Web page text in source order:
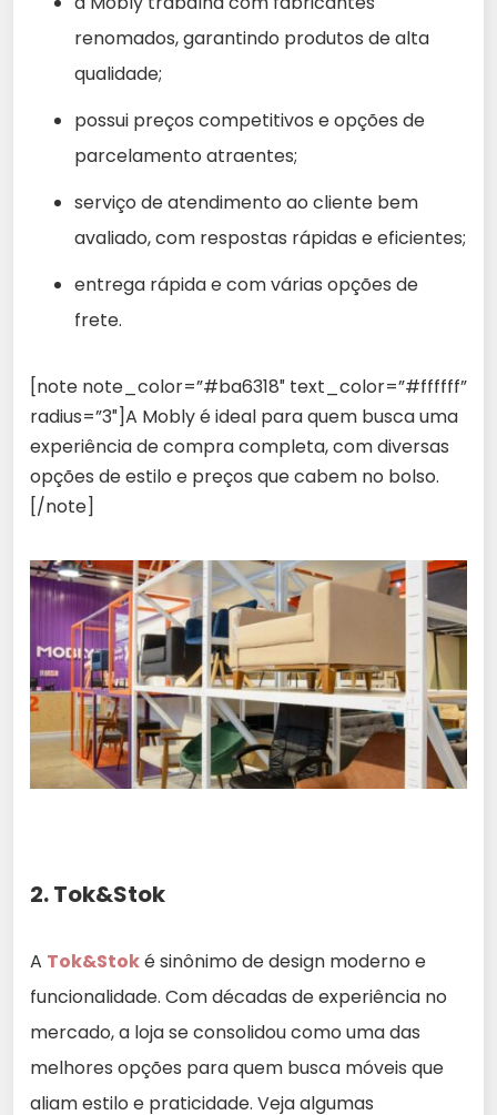
renomados, garantindo produtos de alta
qualidade;
possui preços competitivos e opções de
parcelamento atraentes;
serviço de atendimento ao cliente bem
avaliado, com respostas rápidas e eficientes;
entrega rápida e com várias opções de
frete.
[note note_color=”#ba6318″ text_color=”#ffffff”
radius=”3″]A Mobly é ideal para quem busca uma
experiência de compra completa, com diversas
opções de estilo e preços que cabem no bolso.
[/note]
2. Tok&Stok
A Tok&Stoké sinônimo de design moderno e
funcionalidade. Com décadas de experiência no
mercado, a loja se consolidou como uma das
melhores opções para quem busca móveis que
aliam estilo e praticidade. Veja algumas